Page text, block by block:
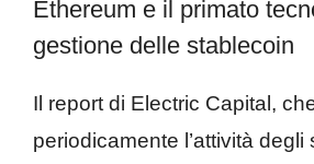
Ethereum e il primato
gestione delle stablecoin
Il report di Electric Capital,
periodicamente l’attività degli